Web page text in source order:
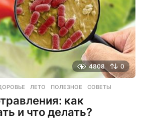
4808 0
,ЛЕТО ,ПОЛЕЗНОЕ ,СОВЕТЫ
как
и что делать?